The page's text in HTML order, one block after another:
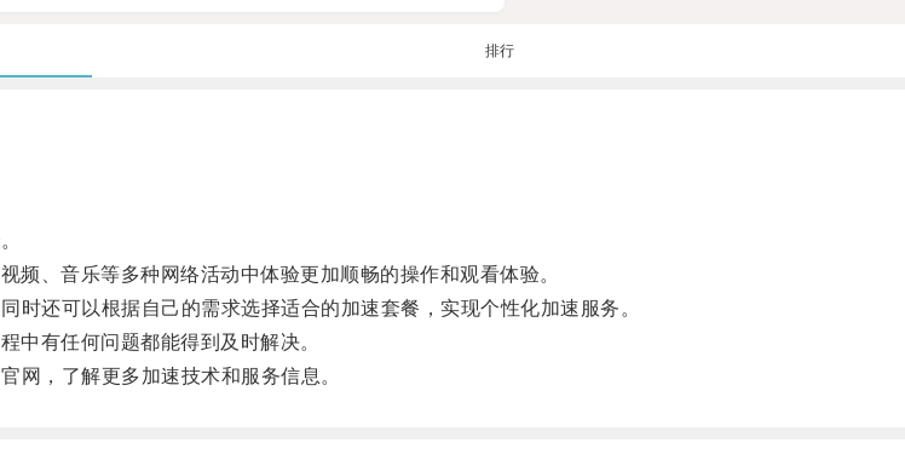
排行
、音乐等多种网络活动中体验更加顺畅的操作和观看体验。
还可以根据自己的需求选择适合的加速套餐，实现个性化加速服务。
有任何问题都能得到及时解决。
，了解更多加速技术和服务信息。